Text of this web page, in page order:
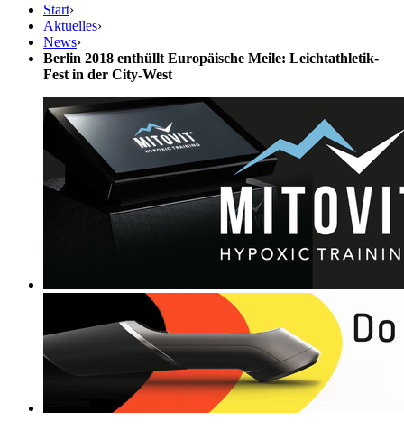
Start›
Aktuelles›
News›
Berlin 2018 enthüllt Europäische Meile: Leichtathletik-
Fest in der City-West